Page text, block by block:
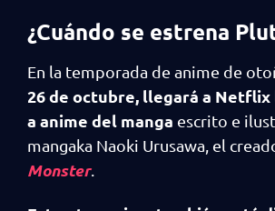
¿Cuándo se estrena
En la temporada de anime de
26 de octubre, llegará a Netflix
a anime del manga escrito e
mangaka Naoki Urusawa, el
Monster.